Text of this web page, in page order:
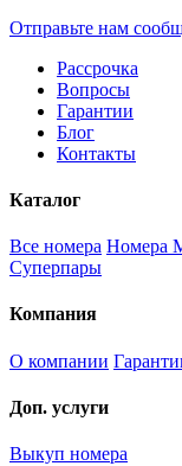
Отправьте нам
Рассрочка
Вопросы
Гарантии
Блог
Контакты
Каталог
Все номера Номера
Суперпары
Компания
О компании
Доп. услуги
Выкуп номера